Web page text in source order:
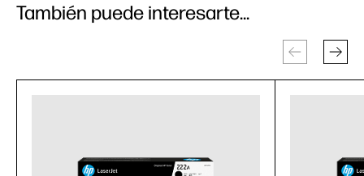
También puede interesarte...